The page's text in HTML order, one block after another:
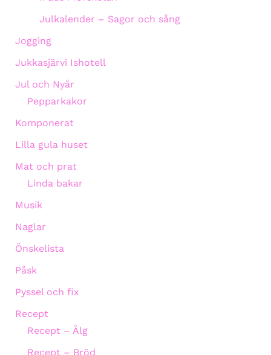
Julkalender – Sagor och sång
Jogging
Jukkasjärvi Ishotell
Jul och Nyår
Pepparkakor
Komponerat
Lilla gula huset
Mat och prat
Linda bakar
Musik
Naglar
Önskelista
Påsk
Pyssel och fix
Recept
Recept – Älg
Recept – Bröd